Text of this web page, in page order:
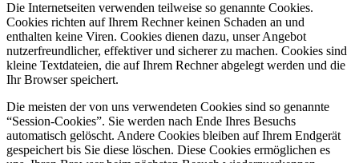
Die Internetseiten verwenden teilweise so genannte Cookies.
Cookies richten auf Ihrem Rechner keinen Schaden an und
enthalten keine Viren. Cookies dienen dazu, unser Angebot
nutzerfreundlicher, effektiver und sicherer zu machen. Cookies sind
kleine Textdateien, die auf Ihrem Rechner abgelegt werden und die
Ihr Browser speichert.
Die meisten der von uns verwendeten Cookies sind so genannte
“Session-Cookies”. Sie werden nach Ende Ihres Besuchs
automatisch gelöscht. Andere Cookies bleiben auf Ihrem Endgerät
gespeichert bis Sie diese löschen. Diese Cookies ermöglichen es